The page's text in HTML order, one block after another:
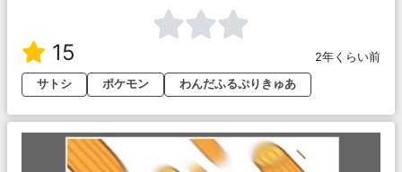
15
2年くらい前
サトシ
ポケモン わんだふるぷりきゅあ